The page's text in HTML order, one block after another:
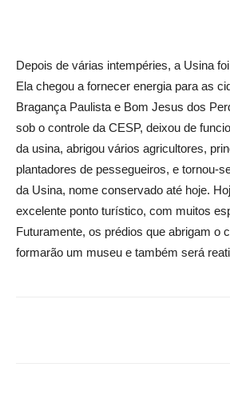
Depois de várias intempéries, a Usina
Ela chegou a fornecer energia para as
Bragança Paulista e Bom Jesus dos
sob o controle da CESP, deixou de
da usina, abrigou vários agricultores,
plantadores de pessegueiros, e tornou-
da Usina, nome conservado até hoje.
excelente ponto turístico, com muitos
Futuramente, os prédios que abrigam o
formarão um museu e também será